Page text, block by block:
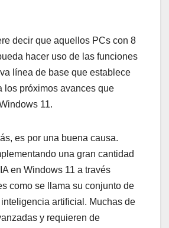
decir que aquellos PCs con 8
hacer uso de las funciones
línea de base que establece
los próximos avances que
11.
es por una buena causa.
una gran cantidad
en Windows 11 a través
como se llama su conjunto de
artificial. Muchas de
y requieren de